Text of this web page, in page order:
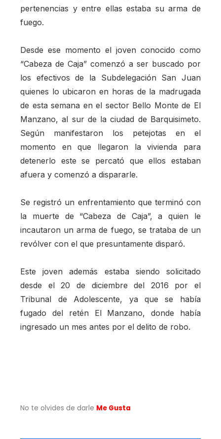
pertenencias y entre ellas estaba su arma de
fuego.
Desde ese momento el joven conocido como
“Cabeza de Caja” comenzó a ser buscado por
los efectivos de la Subdelegación San Juan
quienes lo ubicaron en horas de la madrugada
de esta semana en el sector Bello Monte de El
Manzano, al sur de la ciudad de Barquisimeto.
Según manifestaron los petejotas en el
momento en que llegaron la vivienda para
detenerlo este se percató que ellos estaban
afuera y comenzó a dispararle.
Se registró un enfrentamiento que terminó con
la muerte de “Cabeza de Caja”, a quien le
incautaron un arma de fuego, se trataba de un
revólver con el que presuntamente disparó.
Este joven además estaba siendo solicitado
desde el 20 de diciembre del 2016 por el
Tribunal de Adolescente, ya que se había
fugado del retén El Manzano, donde había
ingresado un mes antes por el delito de robo.
No te olvides de darle Me Gusta